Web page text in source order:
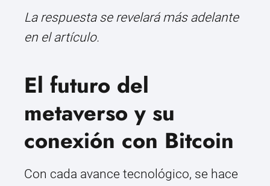
La respuesta se revelará más adelante
en el artículo.
El futuro del
metaverso y su
conexión con Bitcoin
Con cada avance tecnológico, se hace